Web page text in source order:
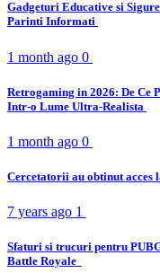
Gadgeturi Educative si
Parinti Informati
1 month ago 0
Retrogaming in 2026: De
Intr-o Lume Ultra-Realista
1 month ago 0
Cercetatorii au obtinut acces
7 years ago 1
Sfaturi si trucuri pentru
Battle Royale